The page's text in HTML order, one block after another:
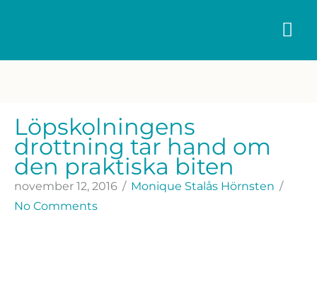
Löpskolningens
drottning tar hand om
den praktiska biten
november 12, 2016 / Monique Stalås Hörnsten /
No Comments